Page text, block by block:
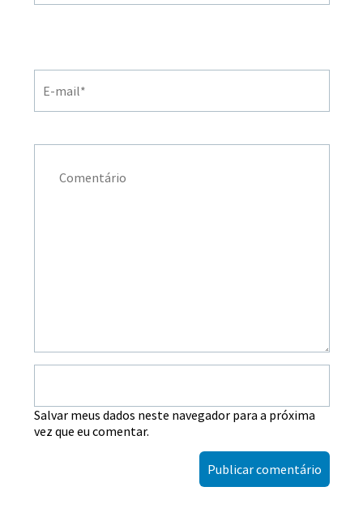
Salvar meus dados neste navegador para a próxima
vez que eu comentar.